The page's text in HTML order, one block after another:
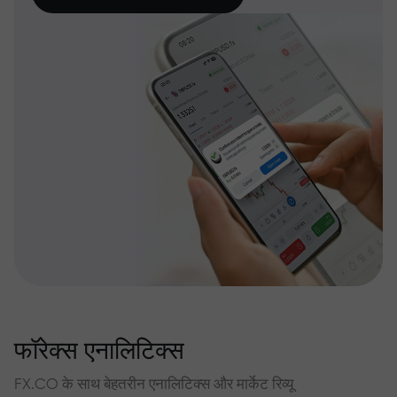
फॉरेक्स एनालिटिक्स
FX.CO के साथ बेहतरीन एनालिटिक्स और मार्केट रिव्यू